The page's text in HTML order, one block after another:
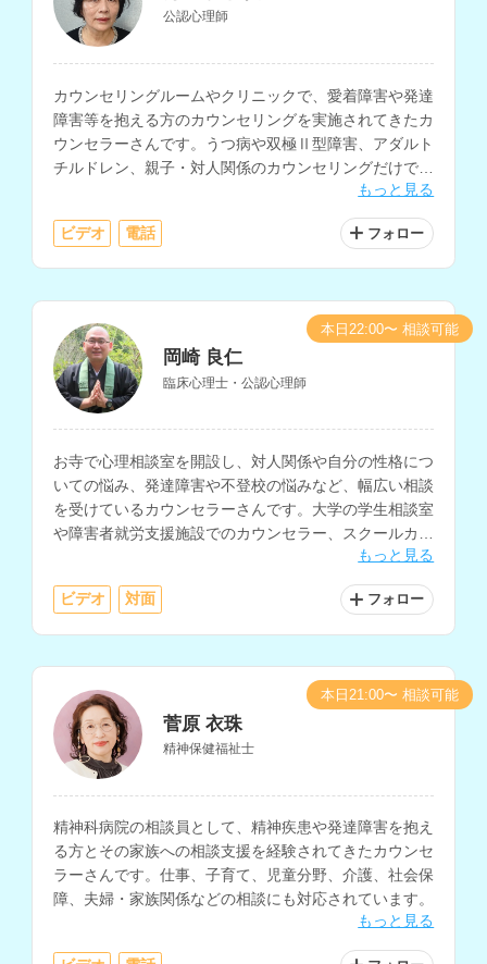
公認心理師
カウンセリングルームやクリニックで、愛着障害や発達
障害等を抱える方のカウンセリングを実施されてきたカ
ウンセラーさんです。うつ病や双極Ⅱ型障害、アダルト
チルドレン、親子・対人関係のカウンセリングだけでな
く、小中学校で10年以上の教育相談経験をお持ちで、
不登校や引きこもり、子育ての相談も多く経験されてい
ます。
もっと見る
ビデオ 電話 フォロー
岡崎 良仁
臨床心理士・公認心理師
お寺で心理相談室を開設し、対人関係や自分の性格につ
いての悩み、発達障害や不登校の悩みなど、幅広い相談
を受けているカウンセラーさんです。大学の学生相談室
や障害者就労支援施設でのカウンセラー、スクールカウ
もっと見る
ビデオ 対面 フォロー
本日22:00〜 相談可能
菅原 衣珠
精神保健福祉士
精神科病院の相談員として、精神疾患や発達障害を抱え
る方とその家族への相談支援を経験されてきたカウンセ
ラーさんです。仕事、子育て、児童分野、介護、社会保
障、夫婦・家族関係などの相談にも対応されています。
もっと見る
本日21:00〜 相談可能